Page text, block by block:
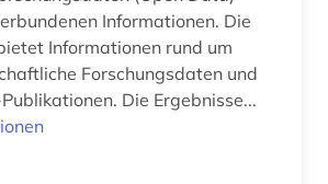
Informationen. Die
Informationen rund um
Forschungsdaten und
Die Ergebnisse...